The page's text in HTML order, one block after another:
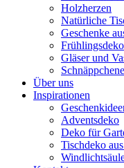
Holzherzen
Natürliche
Geschenke
Frühlingsdeko
Gläser und
Über uns
Inspirationen
Adventsdeko
Deko für
Tischdeko